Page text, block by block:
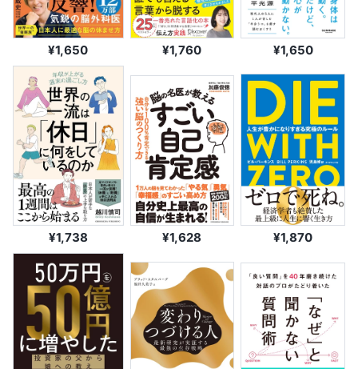
¥1,650 ¥1,760 ¥1,650
¥1,738 ¥1,628 ¥1,870